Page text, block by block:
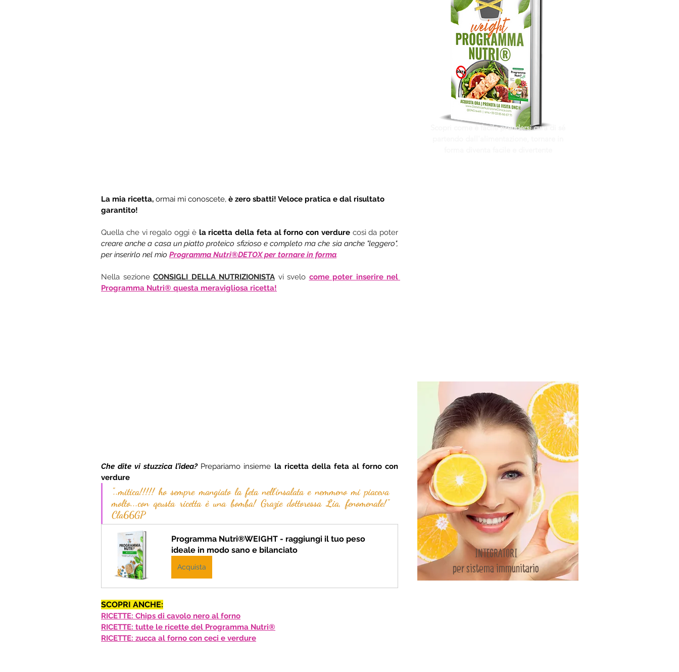
La mia ricetta, ormai mi conoscete, è zero sbatti! Veloce pratica e dal risultato
garantito!
Quella che vi regalo oggi è la ricetta della feta al forno con verdure
creare anche a casa un piatto proteico sfizioso e completo ma che sia anche "leggero",
per inserirlo nel mio Programma Nutri®DETOX per tornare in forma.
Nella sezione CONSIGLI DELLA NUTRIZIONISTA vi svelo come poter inserire nel
Programma Nutri® questa meravigliosa ricetta!
Che dite vi stuzzica l’idea? Prepariamo insieme la ricetta della feta al forno con
verdure
"..mitica!!!!! ho sempre mangiato la feta nell'insalata e nemmeno mi piaceva
molto...con qeusta ricetta è una bomba! Grazie dottoressa Lia, fenomenale!"
Cla66GP
Programma Nutri®WEIGHT - raggiungi il tuo peso
ideale in modo sano e bilanciato
Acquista
SCOPRI ANCHE:
RICETTE: Chips di cavolo nero al forno
RICETTE: tutte le ricette del Programma Nutri®
RICETTE: zucca al forno con ceci e verdure
Scopri come è facile prendersi cura di sé
INTEGRATORI
per sistema immunitario